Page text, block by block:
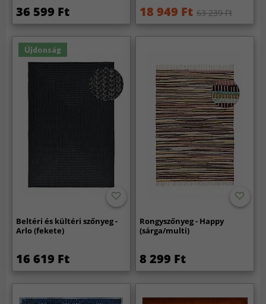
36 599 Ft 18 949 Ft 63 239 Ft
Újdonság
Beltéri és kültéri szőnyeg -
Arlo (fekete)
16 619 Ft
Rongyszőnyeg - Happy
(sárga/multi)
8 299 Ft